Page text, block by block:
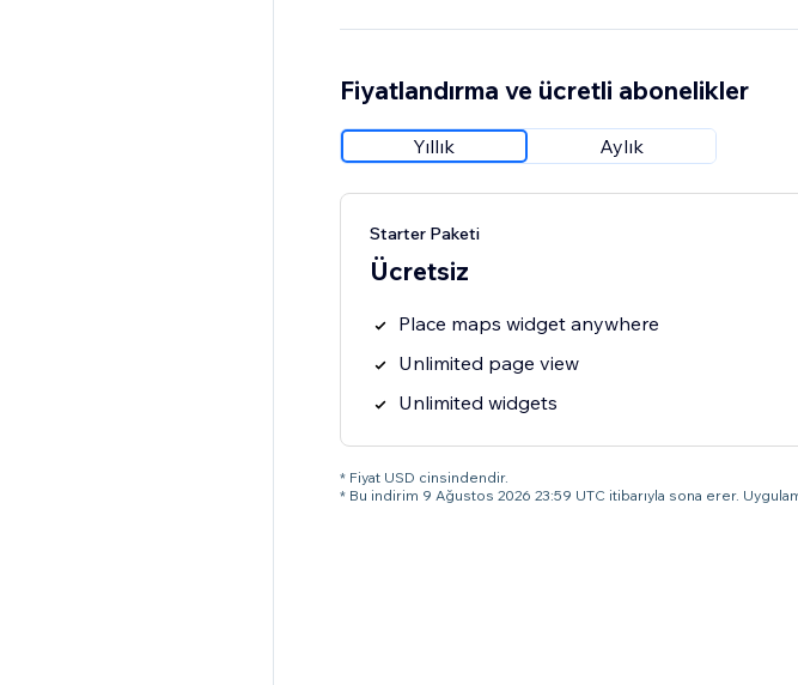
Fiyatlandırma ve ücretli abonelikler
Yıllık Aylık
Starter Paketi
Ücretsiz
Place maps widget anywhere
Unlimited page view
Unlimited widgets
* Fiyat USD cinsindendir.
* Bu indirim 9 Ağustos 2026 23:59 UTC itibarıyla sona erer.